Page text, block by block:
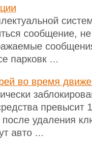
сообщение,
парковк ...
во время
после удаления
авто ...